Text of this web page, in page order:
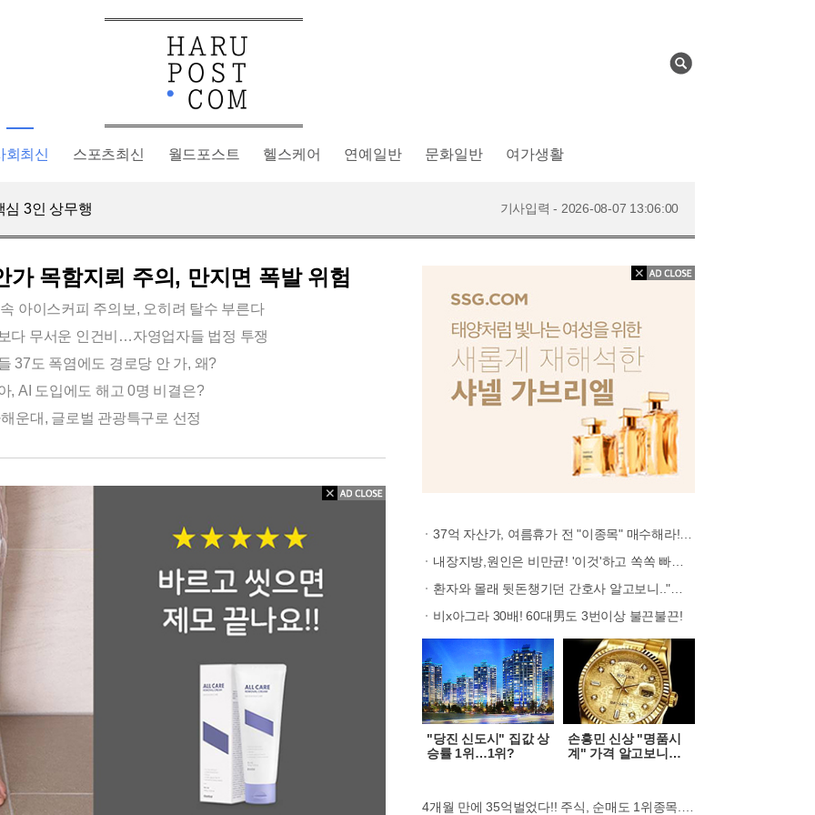
검
회최신 스포츠최신 월드포스트 헬스케어 연예일반 문화일반 여가생활
심 3인 상무행 기사입력 - 2026-08-07 13:06:00
발 위험 기사입력 - 2026-08-07 12:47:00
가 목함지뢰 주의, 만지면 폭발 위험
아이스커피 주의보, 오히려 탈수 부른다
다 무서운 인건비…자영업자들 법정 투쟁
37도 폭염에도 경로당 안 가, 왜?
, AI 도입에도 해고 0명 비결은?
해운대, 글로벌 관광특구로 선정
37억 자산가, 여름휴가 전 "이종목" 매수해라!! 한달
내장지방,원인은 비만균! '이것'하고 쏙쏙 빠져…
환자와 몰래 뒷돈챙기던 간호사 알고보니.."충격"
비x아그라 30배! 60대男도 3번이상 불끈불끈!
"당진 신도시" 집값 상
승률 1위…1위?
손흥민 신상 "명품시
계" 가격 알고보니